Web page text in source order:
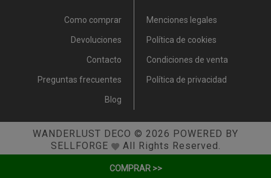
COMPRAR >>
Como comprar
Devoluciones
Contacto
Preguntas frecuentes
Blog
Menciones legales
Política de cookies
Condiciones de venta
Política de privacidad
WANDERLUST DECO © 2026 POWERED BY
SELLFORGE
All Rights Reserved.